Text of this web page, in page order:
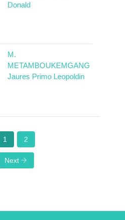
Donald
M.
METAMBOUKEMGANG
Jaures Primo Leopoldin
1 2
Next